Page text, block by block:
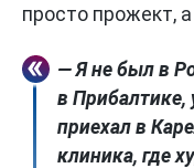
просто прожект,
— Я не был в
в
приехал в
клиника, где